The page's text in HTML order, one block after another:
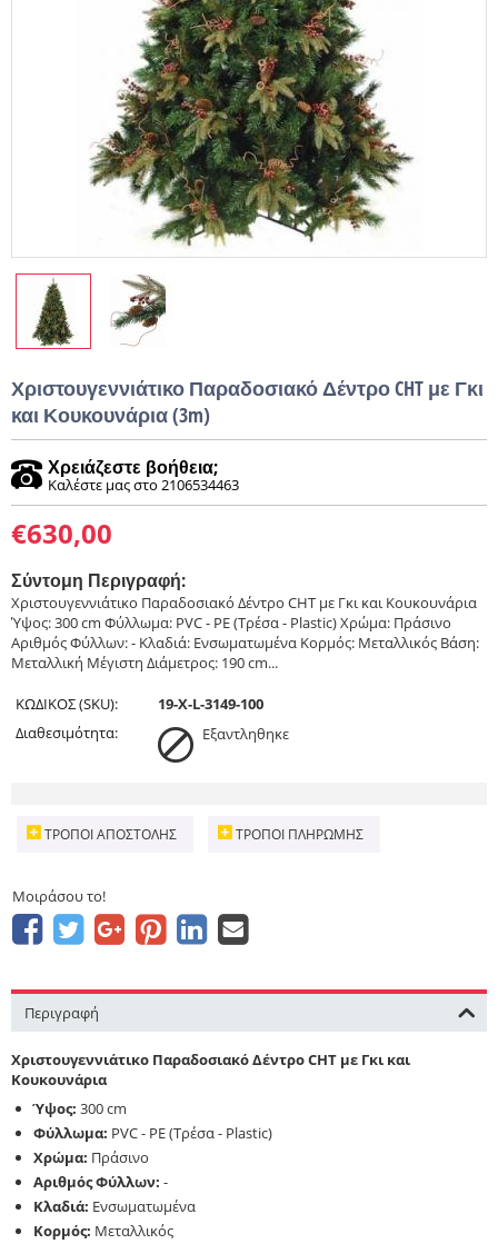
Χριστουγεννιάτικο Παραδοσιακό Δέντρο CHT με Γκι
και Κουκουνάρια (3m)
Χρειάζεστε βοήθεια;
Καλέστε μας στο 2106534463
€630,00
Σύντομη Περιγραφή:
Χριστουγεννιάτικο Παραδοσιακό Δέντρο CHT με Γκι και Κουκουνάρια
Ύψος: 300 cm Φύλλωμα: PVC - PE (Τρέσα - Plastic) Χρώμα: Πράσινο
Αριθμός Φύλλων: - Κλαδιά: Ενσωματωμένα Κορμός: Μεταλλικός Βάση:
Μεταλλική Μέγιστη Διάμετρος: 190 cm...
ΚΩΔΙΚΟΣ (SKU):
19-X-L-3149-100
Διαθεσιμότητα:
Εξαντληθηκε
ΤΡΌΠΟΙ ΑΠΟΣΤΟΛΉΣ ΤΡΌΠΟΙ ΠΛΗΡΩΜΉΣ
Μοιράσου το!
Περιγραφή
Χριστουγεννιάτικο Παραδοσιακό Δέντρο CHT με Γκι και
Κουκουνάρια
Ύψος: 300 cm
Φύλλωμα: PVC - PE (Τρέσα - Plastic)
Χρώμα: Πράσινο
Αριθμός Φύλλων: -
Κλαδιά: Ενσωματωμένα
Κορμός: Μεταλλικός